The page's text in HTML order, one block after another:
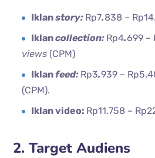
Iklanstory: Rp7.838 –
Iklancollection: Rp4.699 –
views (CPM)
Iklanfeed: Rp3.939 –
(CPM).
Iklan video: Rp11.758 –
2. Target Audiens